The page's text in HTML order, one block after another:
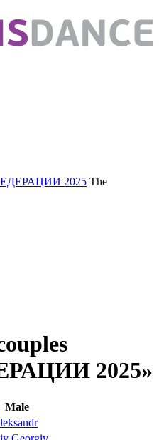
2025 The
2025»
Male